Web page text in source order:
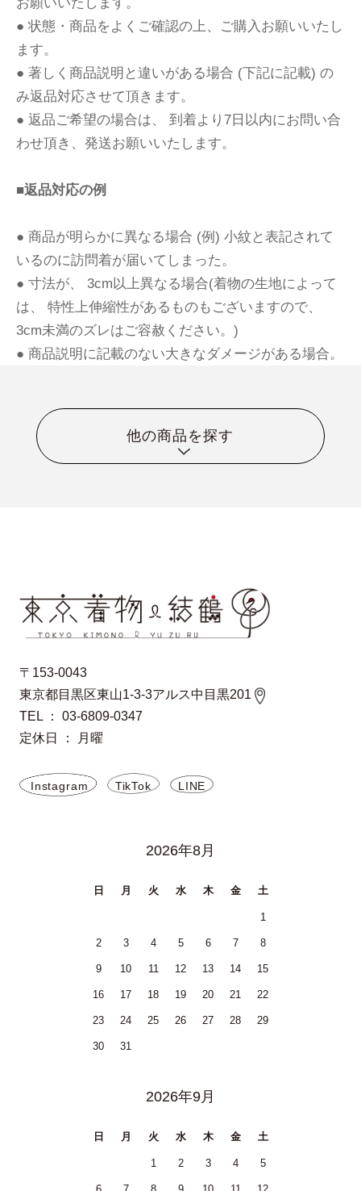
● 状態・商品をよくご確認の上、ご購入お願いいたし
ます。
● 著しく商品説明と違いがある場合 (下記に記載) の
み返品対応させて頂きます。
● 返品ご希望の場合は、 到着より7日以内にお問い合
わせ頂き、発送お願いいたします。
■返品対応の例
● 商品が明らかに異なる場合 (例) 小紋と表記されて
いるのに訪問着が届いてしまった。
● 寸法が、 3cm以上異なる場合(着物の生地によって
は、 特性上伸縮性があるものもございますので、
3cm未満のズレはご容赦ください。)
● 商品説明に記載のない大きなダメージがある場合。
他の商品を探す
〒153-0043
東京都目黒区東山1-3-3アルス中目黒201
TEL ： 03-6809-0347
定休日 ： 月曜
Instagram TikTok LINE
2026年8月
日 月 火 水 木 金 土
1
2 3 4 5 6 7 8
9 10 11 12 13 14 15
16 17 18 19 20 21 22
23 24 25 26 27 28 29
30 31
2026年9月
日 月 火 水 木 金 土
1 2 3 4 5